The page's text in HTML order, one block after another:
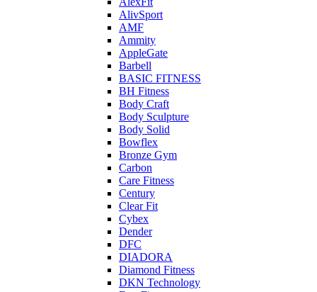
AlivSport
AMF
Ammity
AppleGate
Barbell
BASIC FITNESS
BH Fitness
Body Craft
Body Sculpture
Body Solid
Bowflex
Bronze Gym
Carbon
Care Fitness
Century
Clear Fit
Cybex
Dender
DFC
DIADORA
Diamond Fitness
DKN Technology